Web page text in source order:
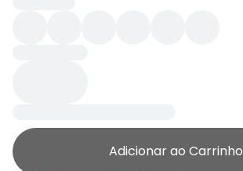
Adicionar ao Carrinho